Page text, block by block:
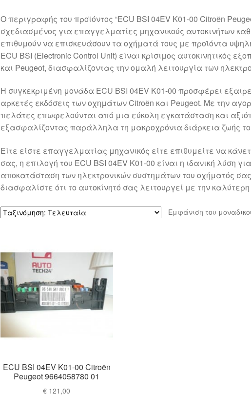
Ο περιγραφής του προϊόντος “ECU BSI 04EV K01-00 Citroën
σχεδιασμένος για επαγγελματίες μηχανικούς αυτοκινήτων
επιθυμούν να επισκευάσουν τα οχήματά τους με προϊόντα
ECU BSI (Electronic Control Unit) είναι κρίσιμος αυτοκινητικός
και Peugeot, διασφαλίζοντας την ομαλή λειτουργία των
Η συγκεκριμένη μονάδα ECU BSI 04EV K01-00 προσφέρει
αρκετές εκδόσεις των οχημάτων Citroën και Peugeot. Με την
πελάτες επωφελούνται από μια εύκολη εγκατάσταση και
εξασφαλίζοντας παράλληλα τη μακροχρόνια διάρκεια ζωής
Είτε είστε επαγγελματίας μηχανικός είτε επιθυμείτε να
σας, η επιλογή του ECU BSI 04EV K01-00 είναι η ιδανική λύση
αποκατάσταση των ηλεκτρονικών συστημάτων του οχήματός
διασφαλίστε ότι το αυτοκίνητό σας λειτουργεί με την
Εμφάνιση του
ECU BSI 04EV K01-00 Citroën
Peugeot 9664058780 01
€ 121,00